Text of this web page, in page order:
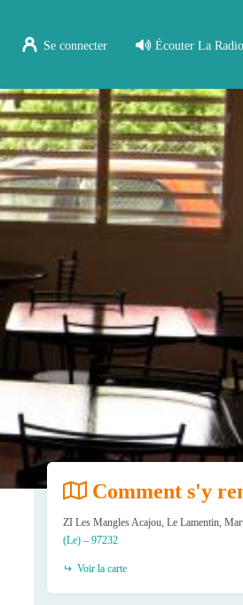
Se connecter Écouter La Radio
Comment s'y
ZI Les Mangles Acajou, Le Lamentin,
(Le) – 97232
Voir la carte